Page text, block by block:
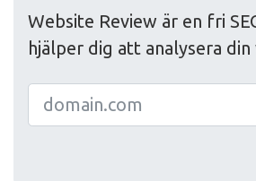
Website Review är en fri
hjälper dig att analysera